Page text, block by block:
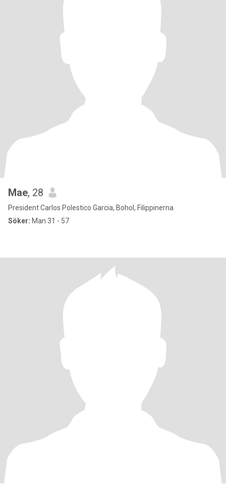
Mae, 28
President Carlos Polestico Garcia, Bohol, Filippinerna
Söker: Man 31 - 57